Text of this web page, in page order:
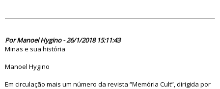
Por Manoel Hygino - 26/1/2018 15:11:43
Minas e sua história
Manoel Hygino
Em circulação mais um número da revista “Memória Cult”, dirigida por